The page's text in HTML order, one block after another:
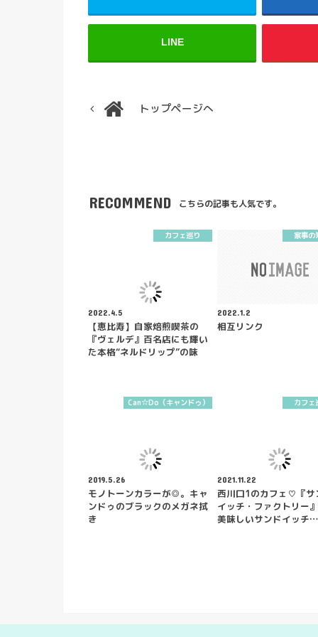
LINE
トップページへ
RECOMMEND こちらの記事も人気です。
カフェ巡り
2022.4.5
【恵比寿】自家焙煎喫茶の
『ヴェルデ』百名店にも輝い
た本格“ネルドリップ”の味
家事の
2022.1.2
相互リンク
Can☆Do（キャンドゥ）
2019.5.26
モノトーンカラーが◎。キャ
ンドゥのブラックのメガネ拭
き
カフェ
2021.11.22
西川口1のカフェ♡『サ
イッチ・ファクトリー
美味しいサンドイッチ…